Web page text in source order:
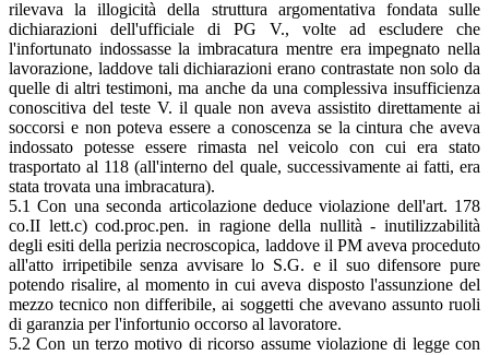
rilevava la illogicità della struttura argomentativa fondata sulle
dichiarazioni dell'ufficiale di PG V., volte ad escludere che
l'infortunato indossasse la imbracatura mentre era impegnato nella
lavorazione, laddove tali dichiarazioni erano contrastate non solo da
quelle di altri testimoni, ma anche da una complessiva insufficienza
conoscitiva del teste V. il quale non aveva assistito direttamente ai
soccorsi e non poteva essere a conoscenza se la cintura che aveva
indossato potesse essere rimasta nel veicolo con cui era stato
trasportato al 118 (all'interno del quale, successivamente ai fatti, era
stata trovata una imbracatura).
5.1 Con una seconda articolazione deduce violazione dell'art. 178
co.II lett.c) cod.proc.pen. in ragione della nullità - inutilizzabilità
degli esiti della perizia necroscopica, laddove il PM aveva proceduto
all'atto irripetibile senza avvisare lo S.G. e il suo difensore pure
potendo risalire, al momento in cui aveva disposto l'assunzione del
mezzo tecnico non differibile, ai soggetti che avevano assunto ruoli
di garanzia per l'infortunio occorso al lavoratore.
5.2 Con un terzo motivo di ricorso assume violazione di legge con